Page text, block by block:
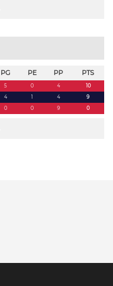
PG PE PP PTS
5 0 4
10
4 1 4
9
0 0 9 0